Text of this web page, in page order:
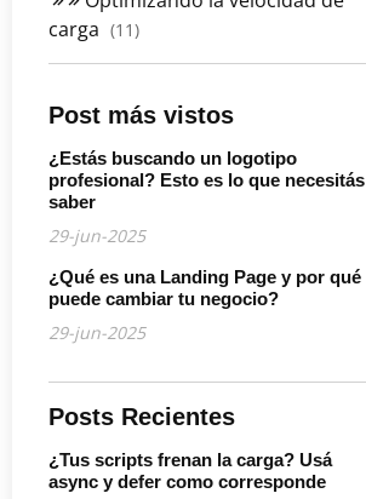
carga (11)
Post más vistos
¿Estás buscando un logotipo
profesional? Esto es lo que necesitás
saber
29-jun-2025
¿Qué es una Landing Page y por qué
puede cambiar tu negocio?
29-jun-2025
Posts Recientes
¿Tus scripts frenan la carga? Usá
async y defer como corresponde